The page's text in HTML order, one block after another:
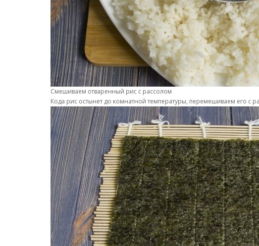
Смешиваем отваренный рис с рассолом
Кода рис остынет до комнатной температуры, перемешиваем его с